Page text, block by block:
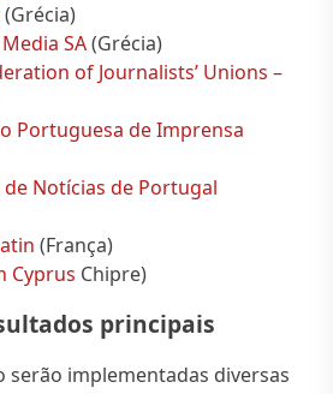
(Grécia)
SA(Grécia)
of Journalists’ Unions –
Portuguesa de Imprensa
de Notícias de Portugal
(França)
Cyprus Chipre)
principais
implementadas diversas